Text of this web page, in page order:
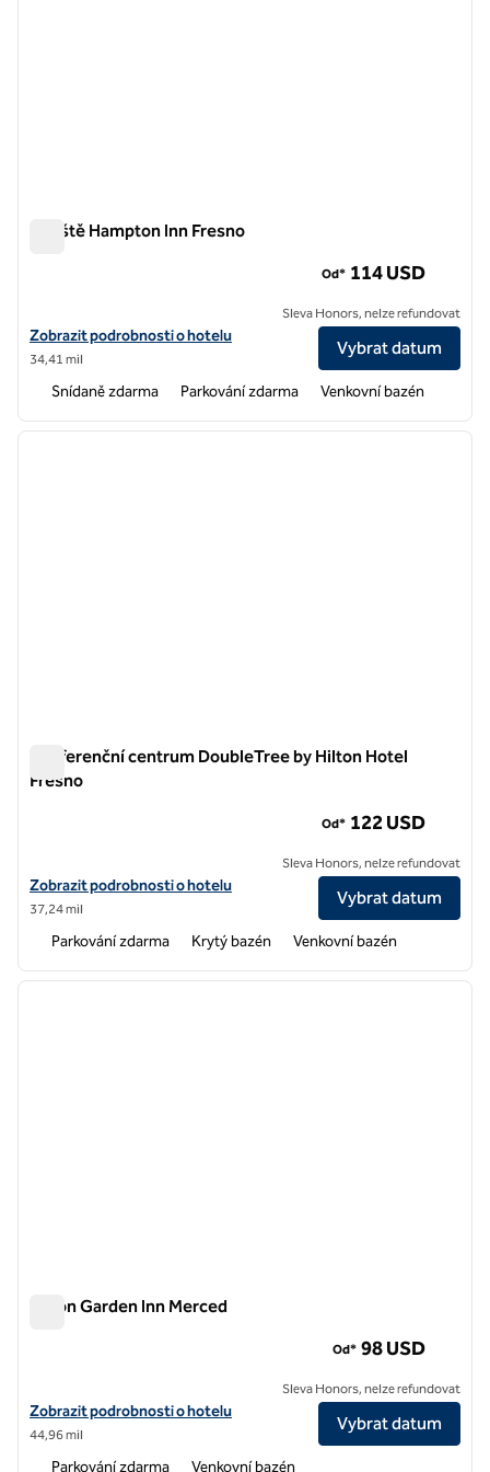
Letiště Hampton Inn Fresno
Zobrazit podrobnosti o hotelu na letišti Hampton Inn Fresno
Zobrazit podrobnosti o hotelu
34,41 mil
Od* 114 USD
Sleva Honors, nelze refundovat
Vybrat datum
Snídaně zdarma Parkování zdarma Venkovní bazén
1 z 12
další
Konferenční centrum DoubleTree by Hilton Hotel
Fresno
Zobrazit detaily hotelu DoubleTree by Hilton Hotel Fresno
Zobrazit podrobnosti o hotelu
37,24 mil
Od* 122 USD
Sleva Honors, nelze refundovat
Vybrat datum
Parkování zdarma Krytý bazén Venkovní bazén
1 z 12
další
Hilton Garden Inn Merced
Zobrazit podrobnosti o hotelu Hilton Garden Inn Merced
Zobrazit podrobnosti o hotelu
44,96 mil
Od* 98 USD
Sleva Honors, nelze refundovat
Vybrat datum
Parkování zdarma Venkovní bazén